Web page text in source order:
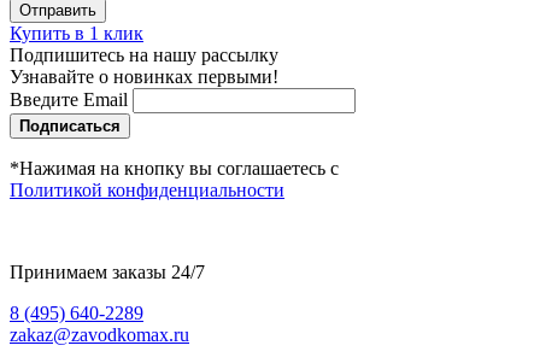
Купить в 1 клик
Подпишитесь на нашу рассылку
Узнавайте о новинках первыми!
Введите Email
Подписаться
*Нажимая на кнопку вы соглашаетесь с
Политикой конфиденциальности
Принимаем заказы 24/7
8 (495) 640-2289
zakaz@zavodkomax.ru